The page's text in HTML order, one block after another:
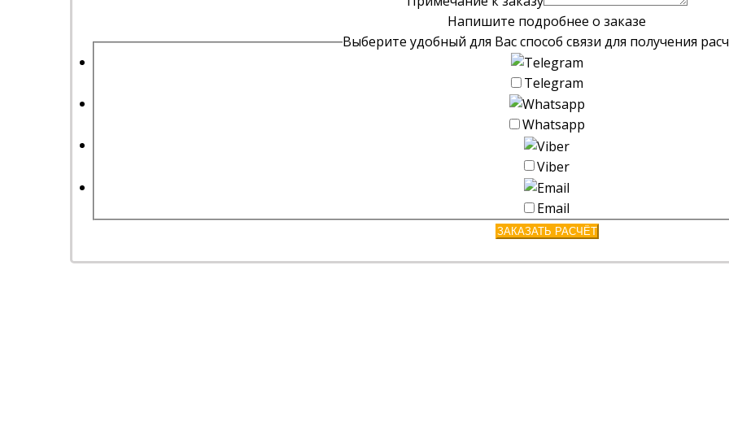
Напишите подробнее о заказе
Выберите удобный для Вас способ связи для получения
Telegram
Whatsapp
Viber
Email
ЗАКАЗАТЬ РАСЧЁТ